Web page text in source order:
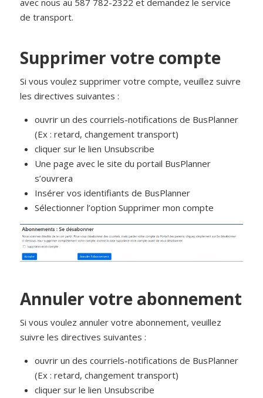
de transport.
Supprimer votre compte
Si vous voulez supprimer votre compte, veuillez suivre
les directives suivantes :
ouvrir un des courriels-notifications de BusPlanner
(Ex : retard, changement transport)
cliquer sur le lien Unsubscribe
Une page avec le site du portail BusPlanner
s’ouvrera
Insérer vos identifiants de BusPlanner
Sélectionner l’option Supprimer mon compte
Annuler votre abonnement
Si vous voulez annuler votre abonnement, veuillez
suivre les directives suivantes :
ouvrir un des courriels-notifications de BusPlanner
(Ex : retard, changement transport)
cliquer sur le lien Unsubscribe